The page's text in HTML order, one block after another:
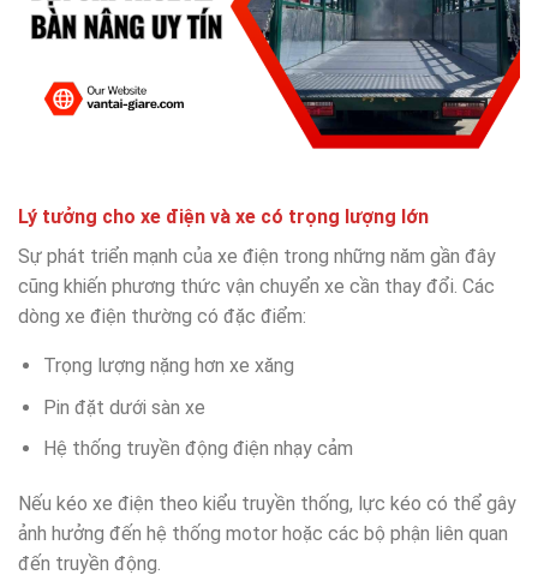
Lý tưởng cho xe điện và xe có trọng lượng lớn
Sự phát triển mạnh của xe điện trong những năm gần đây
cũng khiến phương thức vận chuyển xe cần thay đổi. Các
dòng xe điện thường có đặc điểm:
Trọng lượng nặng hơn xe xăng
Pin đặt dưới sàn xe
Hệ thống truyền động điện nhạy cảm
Nếu kéo xe điện theo kiểu truyền thống, lực kéo có thể gây
ảnh hưởng đến hệ thống motor hoặc các bộ phận liên quan
đến truyền động.